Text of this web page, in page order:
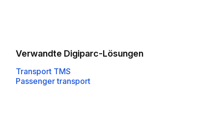
Verwandte Digiparc-Lösungen
Transport TMS
Passenger transport